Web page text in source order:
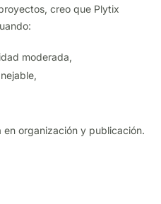
creo que Plytix
moderada,
organización y publicación.